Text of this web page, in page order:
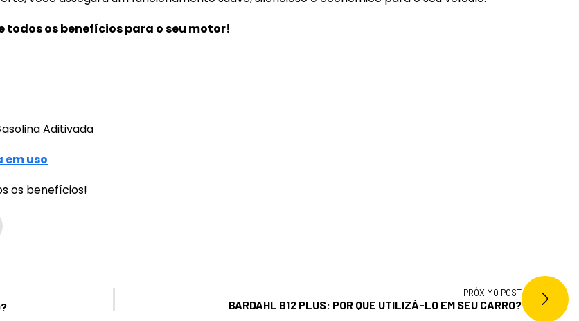
todos os benefícios para o seu motor!
Aditivada
em uso
os benefícios!
PRÓXIMO POST
BARDAHL B12 PLUS: POR QUE UTILIZÁ-LO EM SEU CARRO?